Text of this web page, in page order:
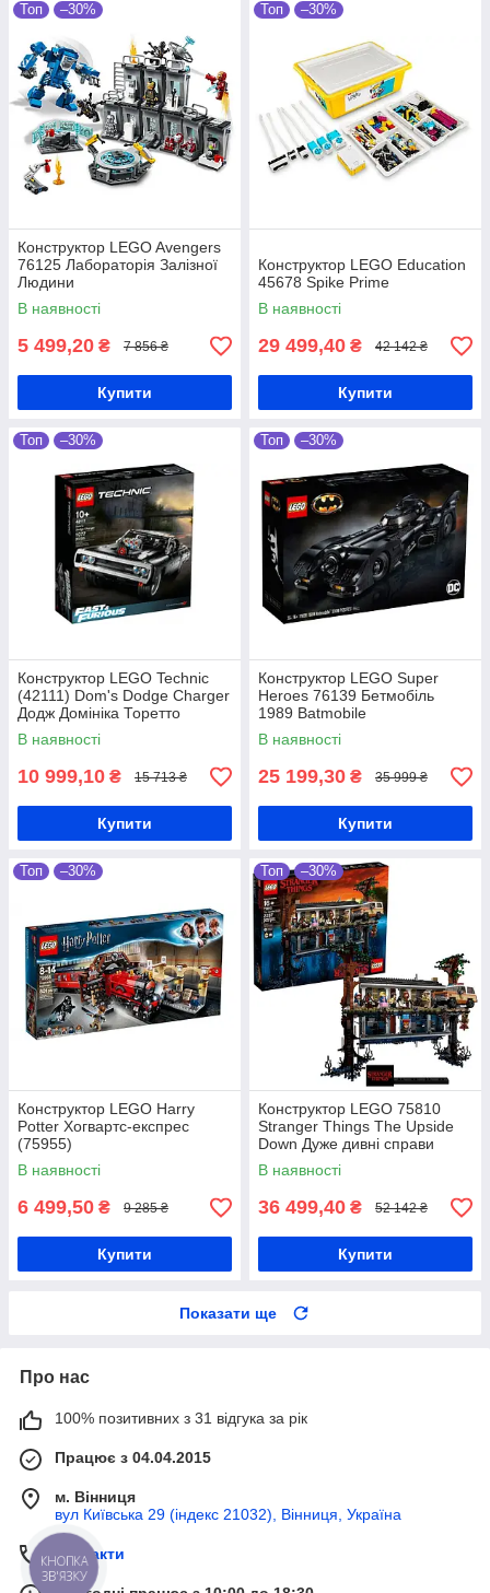
Топ –30%
Конструктор LEGO Avengers
76125 Лабораторія Залізної
Людини
В наявності
5 499,20 ₴ 7 856 ₴
Купити
Топ –30%
Конструктор LEGO Education
45678 Spike Prime
В наявності
29 499,40 ₴ 42 142 ₴
Купити
Топ –30%
Конструктор LEGO Technic
(42111) Dom's Dodge Charger
Додж Домініка Торетто
В наявності
10 999,10 ₴ 15 713 ₴
Купити
Топ –30%
Конструктор LEGO Super
Heroes 76139 Бетмобіль
1989 Batmobile
В наявності
25 199,30 ₴ 35 999 ₴
Купити
Топ –30%
Конструктор LEGO Harry
Potter Хогвартс-експрес
(75955)
В наявності
6 499,50 ₴ 9 285 ₴
Купити
Топ –30%
Конструктор LEGO 75810
Stranger Things The Upside
Down Дуже дивні справи
Догори дригом
В наявності
36 499,40 ₴ 52 142 ₴
Купити
Показати ще
Про нас
100% позитивних з 31 відгука за рік
Працює з 04.04.2015
м. Вінниця
вул Київська 29 (індекс 21032), Вінниця, Україна
Контакти
КНОПКА
ЗВ'ЯЗКУ